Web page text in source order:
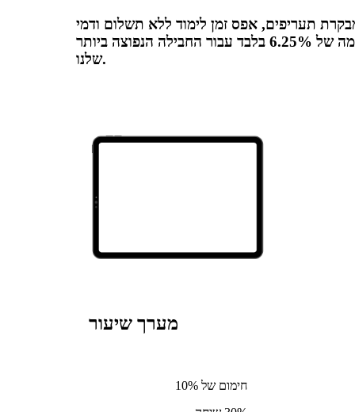
תעריפים, אפס זמן לימוד ללא תשלום ודמי
פלטפורמה של 6.25% בלבד עבור החבילה הנפוצה ביותר
שלנו.
מערך שיעור
חימום של 10%